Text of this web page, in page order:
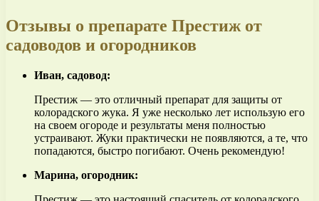
Отзывы о препарате Престиж от
садоводов и огородников
Иван, садовод:
Престиж — это отличный препарат для защиты от
колорадского жука. Я уже несколько лет использую его
на своем огороде и результаты меня полностью
устраивают. Жуки практически не появляются, а те, что
попадаются, быстро погибают. Очень рекомендую!
Марина, огородник: